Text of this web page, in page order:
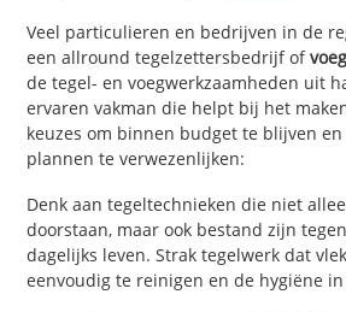
Veel particulieren en bedrijven in de
een allround tegelzettersbedrijf of
de tegel- en voegwerkzaamheden uit
ervaren vakman die helpt bij het
keuzes om binnen budget te blijven en
plannen te verwezenlijken:
Denk aan tegeltechnieken die niet
doorstaan, maar ook bestand zijn
dagelijks leven. Strak tegelwerk dat
eenvoudig te reinigen en de hygiëne